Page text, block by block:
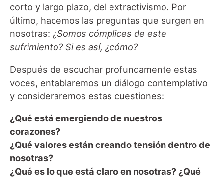
corto y largo plazo, del extractivismo. Por
último, hacemos las preguntas que surgen en
nosotras: ¿Somos cómplices de este
sufrimiento? Si es así, ¿cómo?
Después de escuchar profundamente estas
voces, entablaremos un diálogo contemplativo
y consideraremos estas cuestiones:
¿Qué está emergiendo de nuestros
corazones?
¿Qué valores están creando tensión dentro de
nosotras?
¿Qué es lo que está claro en nosotras? ¿Qué